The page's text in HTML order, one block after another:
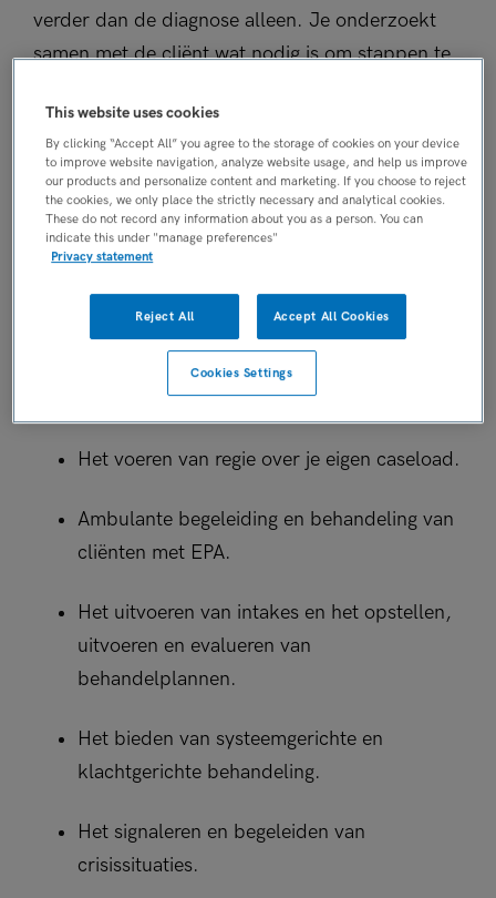
verder dan de diagnose alleen. Je onderzoekt
samen met de cliënt wat nodig is om stappen te
Geen dag is hetzelfde. Je gaat op huisbezoek,
ontvangt cliënten op onze locatie in Woerden,
overlegt met collega's, gemeenten en huisartsen
en schakelt snel wanneer een situatie daarom
Je werkzaamheden bestaan onder andere uit:
Het voeren van regie over je eigen caseload.
Ambulante begeleiding en behandeling van
cliënten met EPA.
Het uitvoeren van intakes en het opstellen,
uitvoeren en evalueren van
behandelplannen.
Het bieden van systeemgerichte en
klachtgerichte behandeling.
Het signaleren en begeleiden van
crisissituaties.
This website uses cookies
By clicking “Accept All” you agree to the storage of cookies on your device
to improve website navigation, analyze website usage, and help us improve
our products and personalize content and marketing. If you choose to reject
the cookies, we only place the strictly necessary and analytical cookies.
These do not record any information about you as a person. You can
indicate this under "manage preferences"
Privacy statement
Reject All Accept All Cookies
Cookies Settings